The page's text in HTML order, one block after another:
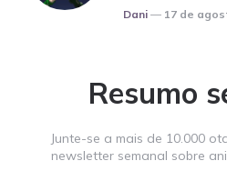
Posted
Dani 17 de
Resumo
Junte-se a mais de 10.000
newsletter semanal sobre